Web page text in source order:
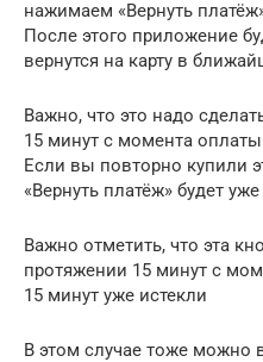
нажимаем «Вернуть
После этого приложение
вернутся на карту в
Важно, что это надо
15 минут с момента
Если вы повторно купили
«Вернуть платёж» будет
Важно отметить, что эта
протяжении 15 минут с
15 минут уже истекли
В этом случае тоже можно